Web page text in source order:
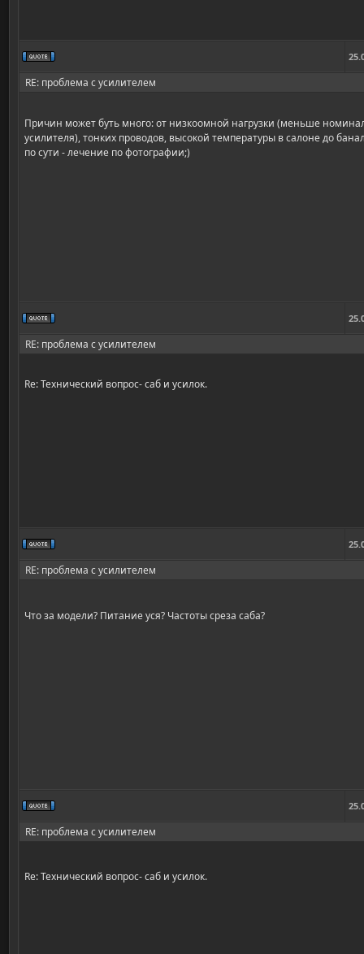
RE: проблема с усилителем
Причин может буть много: от низкоомной нагрузки (меньше
усилителя), тонких проводов, высокой температуры в салоне до
по сути - лечение по фотографии;)
RE: проблема с усилителем
Re: Технический вопрос- саб и усилок.
RE: проблема с усилителем
Что за модели? Питание уся? Частоты среза саба?
RE: проблема с усилителем
Re: Технический вопрос- саб и усилок.